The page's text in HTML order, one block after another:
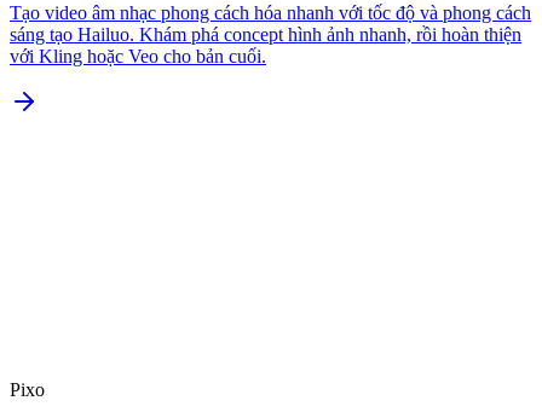
Tạo video âm nhạc phong cách hóa nhanh với tốc độ và phong cách
sáng tạo Hailuo. Khám phá concept hình ảnh nhanh, rồi hoàn thiện
với Kling hoặc Veo cho bản cuối.
Pixo